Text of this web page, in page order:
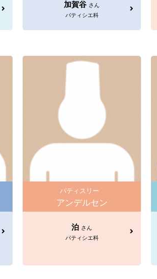
加賀谷 さん
パティシエ科
パティスリー
アンデルセン
泊 さん
パティシエ科